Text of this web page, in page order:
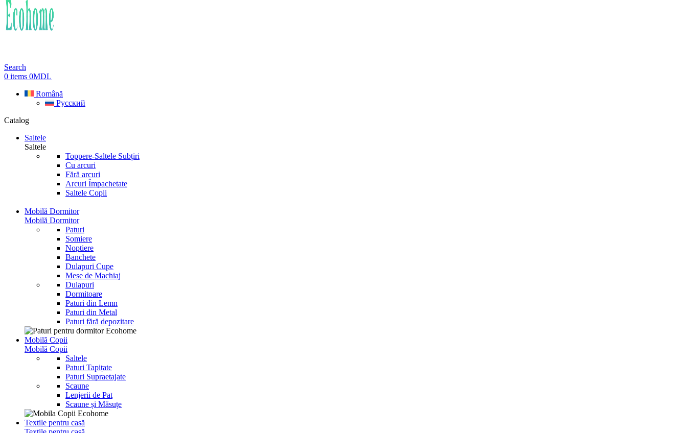
Search
0 items 0MDL
Română
Русский
Catalog
Saltele
Saltele
Toppere-Saltele Subțiri
Cu arcuri
Fără arcuri
Arcuri Împachetate
Saltele Copii
Mobilă Dormitor
Mobilă Dormitor
Paturi
Somiere
Noptiere
Banchete
Dulapuri Cupe
Mese de Machiaj
Dulapuri
Dormitoare
Paturi din Lemn
Paturi din Metal
Paturi fără depozitare
Mobilă Copii
Mobilă Copii
Saltele
Paturi Tapițate
Paturi Supraetajate
Scaune
Lenjerii de Pat
Scaune și Măsuțe
Textile pentru casă